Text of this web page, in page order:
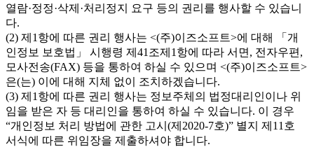
열람·정정·삭제·처리정지 요구 등의 권리를 행사할 수 있습니
다.
(2) 제1항에 따른 권리 행사는 <(주)이즈소프트>에 대해 「개
인정보 보호법」 시행령 제41조제1항에 따라 서면, 전자우편,
모사전송(FAX) 등을 통하여 하실 수 있으며 <(주)이즈소프트>
은(는) 이에 대해 지체 없이 조치하겠습니다.
(3) 제1항에 따른 권리 행사는 정보주체의 법정대리인이나 위
임을 받은 자 등 대리인을 통하여 하실 수 있습니다. 이 경우
“개인정보 처리 방법에 관한 고시(제2020-7호)” 별지 제11호
서식에 따른 위임장을 제출하셔야 합니다.